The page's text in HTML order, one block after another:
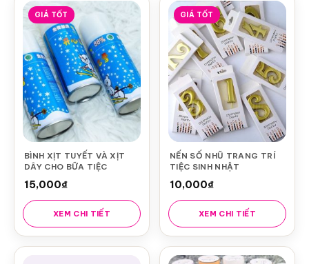
GIÁ TỐT
BÌNH XỊT TUYẾT VÀ XỊT
DÂY CHO BỮA TIỆC
15,000₫
XEM CHI TIẾT
GIÁ TỐT
NẾN SỐ NHŨ TRANG TRÍ
TIỆC SINH NHẬT
10,000₫
XEM CHI TIẾT